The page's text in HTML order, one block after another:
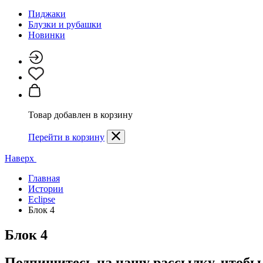
Пиджаки
Блузки и рубашки
Новинки
Товар добавлен в корзину
Перейти в корзину
Наверх
Главная
Истории
Eclipse
Блок 4
Блок 4